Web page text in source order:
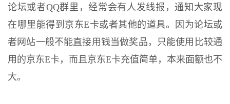
论坛或者QQ群里，经常会有人发线报，通知大家现
在哪里能得到京东E卡或者其他的道具。因为论坛或
者网站一般不能直接用钱当做奖品，只能使用比较通
用的京东E卡，而且京东E卡充值简单，本来面额也不
大。